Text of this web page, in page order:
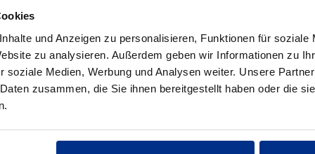
und Anzeigen zu personalisieren, Funktionen für soziale
zu analysieren. Außerdem geben wir Informationen zu
soziale Medien, Werbung und Analysen weiter. Unsere
zusammen, die Sie ihnen bereitgestellt haben oder die